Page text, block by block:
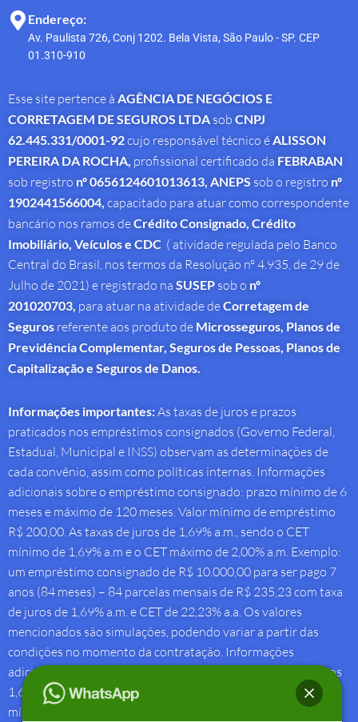
Endereço:
Av. Paulista 726, Conj 1202. Bela Vista, São Paulo - SP. CEP
01.310-910
Esse site pertence à AGÊNCIA DE NEGÓCIOS E
CORRETAGEM DE SEGUROS LTDA sob CNPJ
62.445.331/0001-92cujo responsável técnico é ALISSON
PEREIRA DA ROCHA profissional certificado da FEBRABAN
sob registro nº 0656124601013613, ANEPS sob o registro nº
1902441566004, capacitado para atuar como correspondente
bancário nos ramos deCrédito Consignado, Crédito
Imobiliário, Veículos e CDC ( atividade regulada pelo Banco
Central do Brasil, nos termos da Resolução nº 4.935, de 29 de
Julho de 2021) e registrado na SUSEP sob o nº
201020703, para atuar na atividade deCorretagem de
Seguros referente aos produto de Microsseguros, Planos de
Previdência Complementar, Seguros de Pessoas, Planos de
Capitalização e Seguros de Danos.
Informações importantes:As taxas de juros e prazos
praticados nos empréstimos consignados (Governo Federal,
Estadual, Municipal e INSS) observam as determinações de
cada convênio, assim como políticas internas. Informações
adicionais sobre o empréstimo consignado: prazo mínimo de 6
meses e máximo de 120 meses. Valor mínimo de empréstimo
R$ 200,00. As taxas de juros de 1,69% a.m., sendo o CET
mínimo de 1,69% a.m e o CET máximo de 2,00% a.m. Exemplo:
um empréstimo consignado de R$ 10.000,00 para ser pago 7
anos (84 meses) – 84 parcelas mensais de R$ 235,23 com taxa
de juros de 1,69% a.m. e CET de 22,23% a.a. Os valores
mencionados são simulações, podendo variar a partir das
condições no momento da contratação. Informações
adicionais sobre antecipação saque-aniversário: Taxa de juros
1,69% a.m e Custo Efetivo Total máximo de 1,92% a.m. e
mínimo de 1,88% a.m.